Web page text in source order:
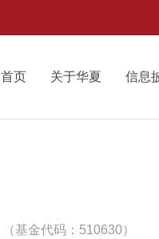
首页 关于华夏 信息
（基金代码：510630）